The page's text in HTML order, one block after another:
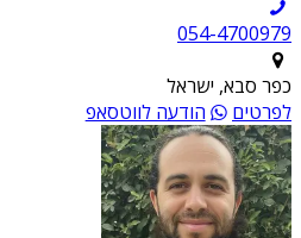
054-4700979
כפר סבא, ישראל
לפרטים
הודעה לווטסאפ